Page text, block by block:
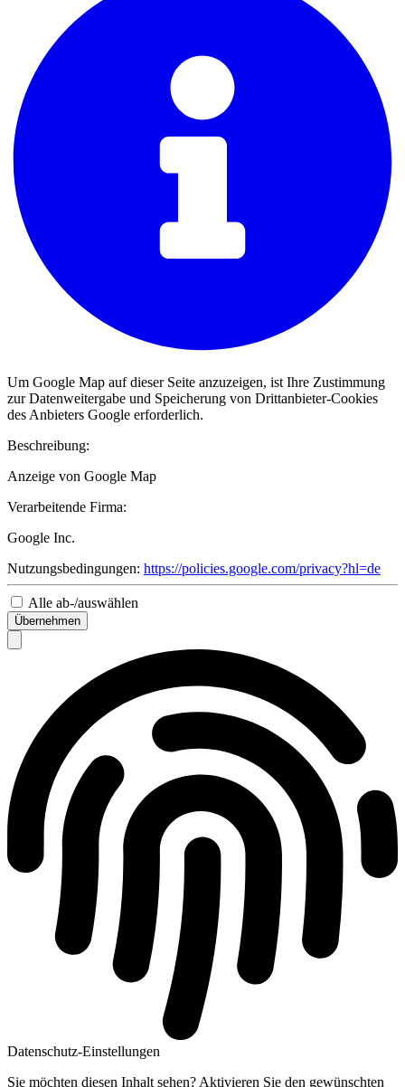
Um Google Map auf dieser Seite anzuzeigen, ist Ihre Zustimmung
zur Datenweitergabe und Speicherung von Drittanbieter-Cookies
des Anbieters Google erforderlich.
Beschreibung:
Anzeige von Google Map
Verarbeitende Firma:
Google Inc.
Nutzungsbedingungen: https://policies.google.com/privacy?hl=de
Alle ab-/auswählen
Übernehmen
Datenschutz-Einstellungen
Sie möchten diesen Inhalt sehen? Aktivieren Sie den gewünschten